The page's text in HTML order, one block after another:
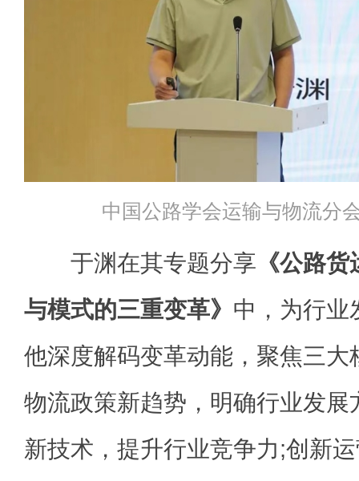
中国公路学会运输与物流分
于渊在其专题分享 《公路
与模式的三重变革》 中，为行业
他深度解码变革动能，聚焦三大
物流政策新趋势，明确行业发展
新技术，提升行业竞争力;创新